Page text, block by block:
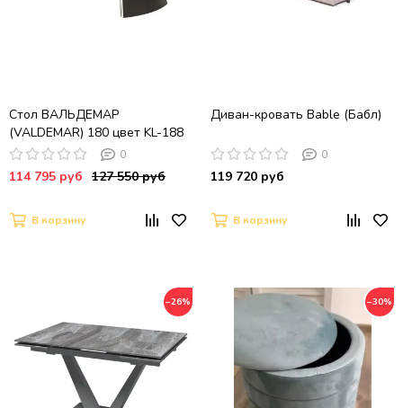
Стол ВАЛЬДЕМАР
(VALDEMAR) 180 цвет KL-188
Бело-коричневый мрамор
керамика / Темно-серый,
®DISAUR
0
114 795 руб 127 550 руб
В корзину
Диван-кровать Bable (Бабл)
0
119 720 руб
В корзину
−26% −30%